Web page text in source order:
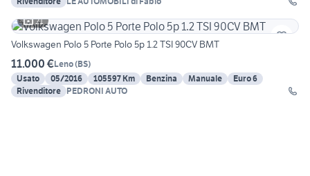
21
Volkswagen Polo 5 Porte Polo 5p 1.2 TSI 90CV BMT
11.000 €Leno(BS)
Usato
05/2016 105597 Km Benzina Manuale
Euro 6
Rivenditore PEDRONI AUTO